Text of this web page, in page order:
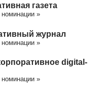
газета
номинации »
журнал
номинации »
digital-
номинации »